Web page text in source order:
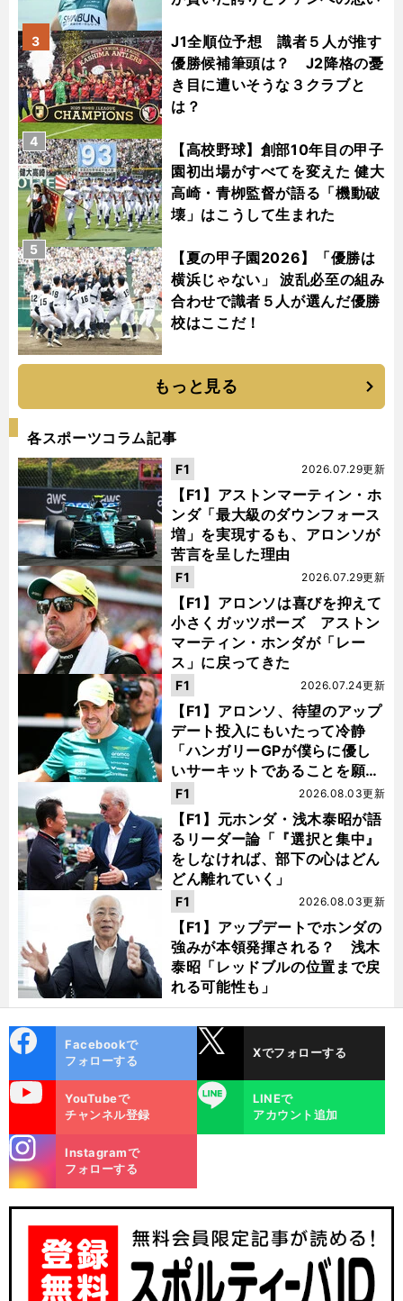
J1全順位予想 識者５人が推す
優勝候補筆頭は？ J2降格の憂
き目に遭いそうな３クラブと
は？
3
【高校野球】創部10年目の甲子
園初出場がすべてを変えた 健大
高崎・青栁監督が語る「機動破
壊」はこうして生まれた
4
【夏の甲子園2026】「優勝は
横浜じゃない」 波乱必至の組み
合わせで識者５人が選んだ優勝
校はここだ！
5
もっと見る
各スポーツコラム記事
【F1】アストンマーティン・ホ
ンダ「最大級のダウンフォース
増」を実現するも、アロンソが
苦言を呈した理由
2026.07.29更新
F1
【F1】アロンソは喜びを抑えて
小さくガッツポーズ アストン
マーティン・ホンダが「レー
ス」に戻ってきた
2026.07.29更新
F1
【F1】アロンソ、待望のアップ
デート投入にもいたって冷静
「ハンガリーGPが僕らに優し
いサーキットであることを願
う」
2026.07.24更新
F1
【F1】元ホンダ・浅木泰昭が語
るリーダー論「『選択と集中』
をしなければ、部下の心はどん
どん離れていく」
2026.08.03更新
F1
【F1】アップデートでホンダの
強みが本領発揮される？ 浅木
泰昭「レッドブルの位置まで戻
れる可能性も」
2026.08.03更新
F1
ok
Facebookで
フォローする
Xでフォローする
YouTubeで
チャンネル登録
LINE
LINEで
アカウント追加
m
Instagramで
フォローする